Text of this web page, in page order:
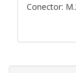
Conector: